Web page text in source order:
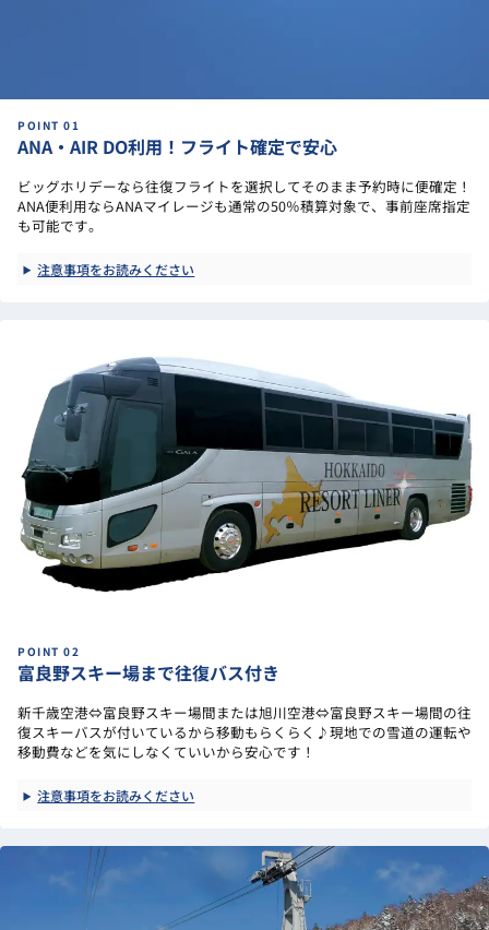
ANA・AIR DO利用！フライト確定で安心
ビッグホリデーなら往復フライトを選択してそのまま予約時に便確定！
ANA便利用ならANAマイレージも通常の50％積算対象で、事前座席指定
も可能です。
注意事項をお読みください
富良野スキー場まで往復バス付き
新千歳空港⇔富良野スキー場間または旭川空港⇔富良野スキー場間の往
復スキーバスが付いているから移動もらくらく♪現地での雪道の運転や
移動費などを気にしなくていいから安心です！
注意事項をお読みください